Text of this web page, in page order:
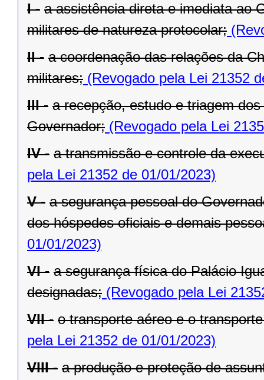
I - a assistência direta e imediata ao
militares de natureza protocolar;
II - a coordenação das relações da
militares; (Revogado pela Lei 21352
III - a recepção, estudo e triagem
Governador; (Revogado pela Lei
IV - a transmissão e controle da
pela Lei 21352 de 01/01/2023)
V - a segurança pessoal do
dos hóspedes oficiais e demais
01/01/2023)
VI - a segurança física do Palácio
designadas; (Revogado pela Lei
VII - o transporte aéreo e o
pela Lei 21352 de 01/01/2023)
VIII - a produção e proteção de